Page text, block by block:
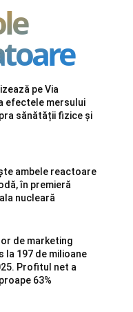
pe Via
efectele mersului
sănătății fizice și
ambele reactoare
în premieră
nucleară
de marketing
la 197 de milioane
Profitul net a
63%